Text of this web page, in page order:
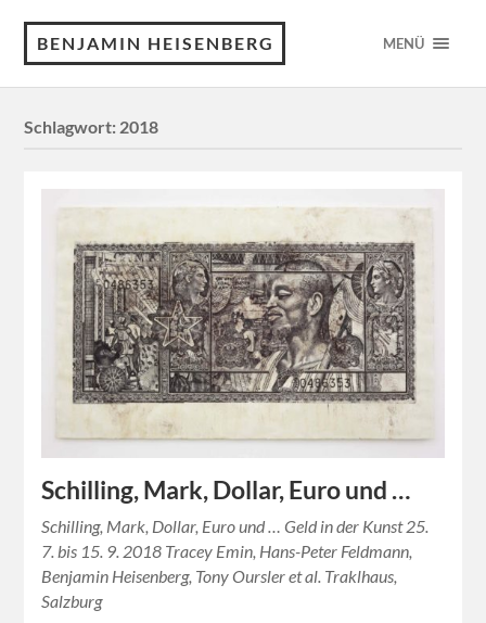
BENJAMIN HEISENBERG MENÜ
Schlagwort: 2018
Schilling, Mark, Dollar, Euro und …
Schilling, Mark, Dollar, Euro und … Geld in der Kunst 25.
7. bis 15. 9. 2018 Tracey Emin, Hans-Peter Feldmann,
Benjamin Heisenberg, Tony Oursler et al. Traklhaus,
Salzburg